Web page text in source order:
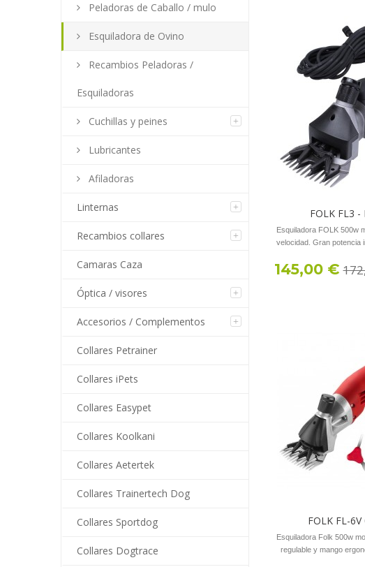
Peladoras de Caballo / mulo
Esquiladora de Ovino
Recambios Peladoras /
Esquiladoras
Cuchillas y peines
Lubricantes
Afiladoras
Linternas
Recambios collares
Camaras Caza
Óptica / visores
Accesorios / Complementos
Collares Petrainer
Collares iPets
Collares Easypet
Collares Koolkani
Collares Aetertek
Collares Trainertech Dog
Collares Sportdog
Collares Dogtrace
FOLK FL3 -
Esquiladora FOLK 500w
velocidad. Gran potencia
145,00 €
FOLK FL-6V
Esquiladora Folk 500w
regulable y mango